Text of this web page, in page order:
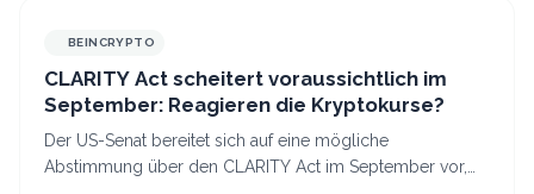
BEINCRYPTO
CLARITY Act scheitert voraussichtlich im
September: Reagieren die Kryptokurse?
Der US-Senat bereitet sich auf eine mögliche
Abstimmung über den CLARITY Act im September vor,